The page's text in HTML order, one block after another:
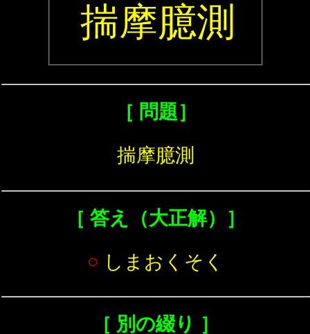
揣摩臆測
［ 問題］
揣摩臆測
［ 答え（大正解）］
○ しまおくそく
［ 別の綴り ］